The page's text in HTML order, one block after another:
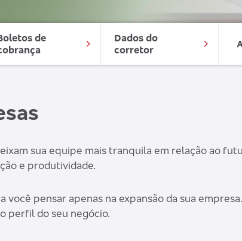
de
Dados do
corretor
sua equipe mais tranquila em relação ao
e produtividade.
você pensar apenas na expansão da sua
perfil do seu negócio.